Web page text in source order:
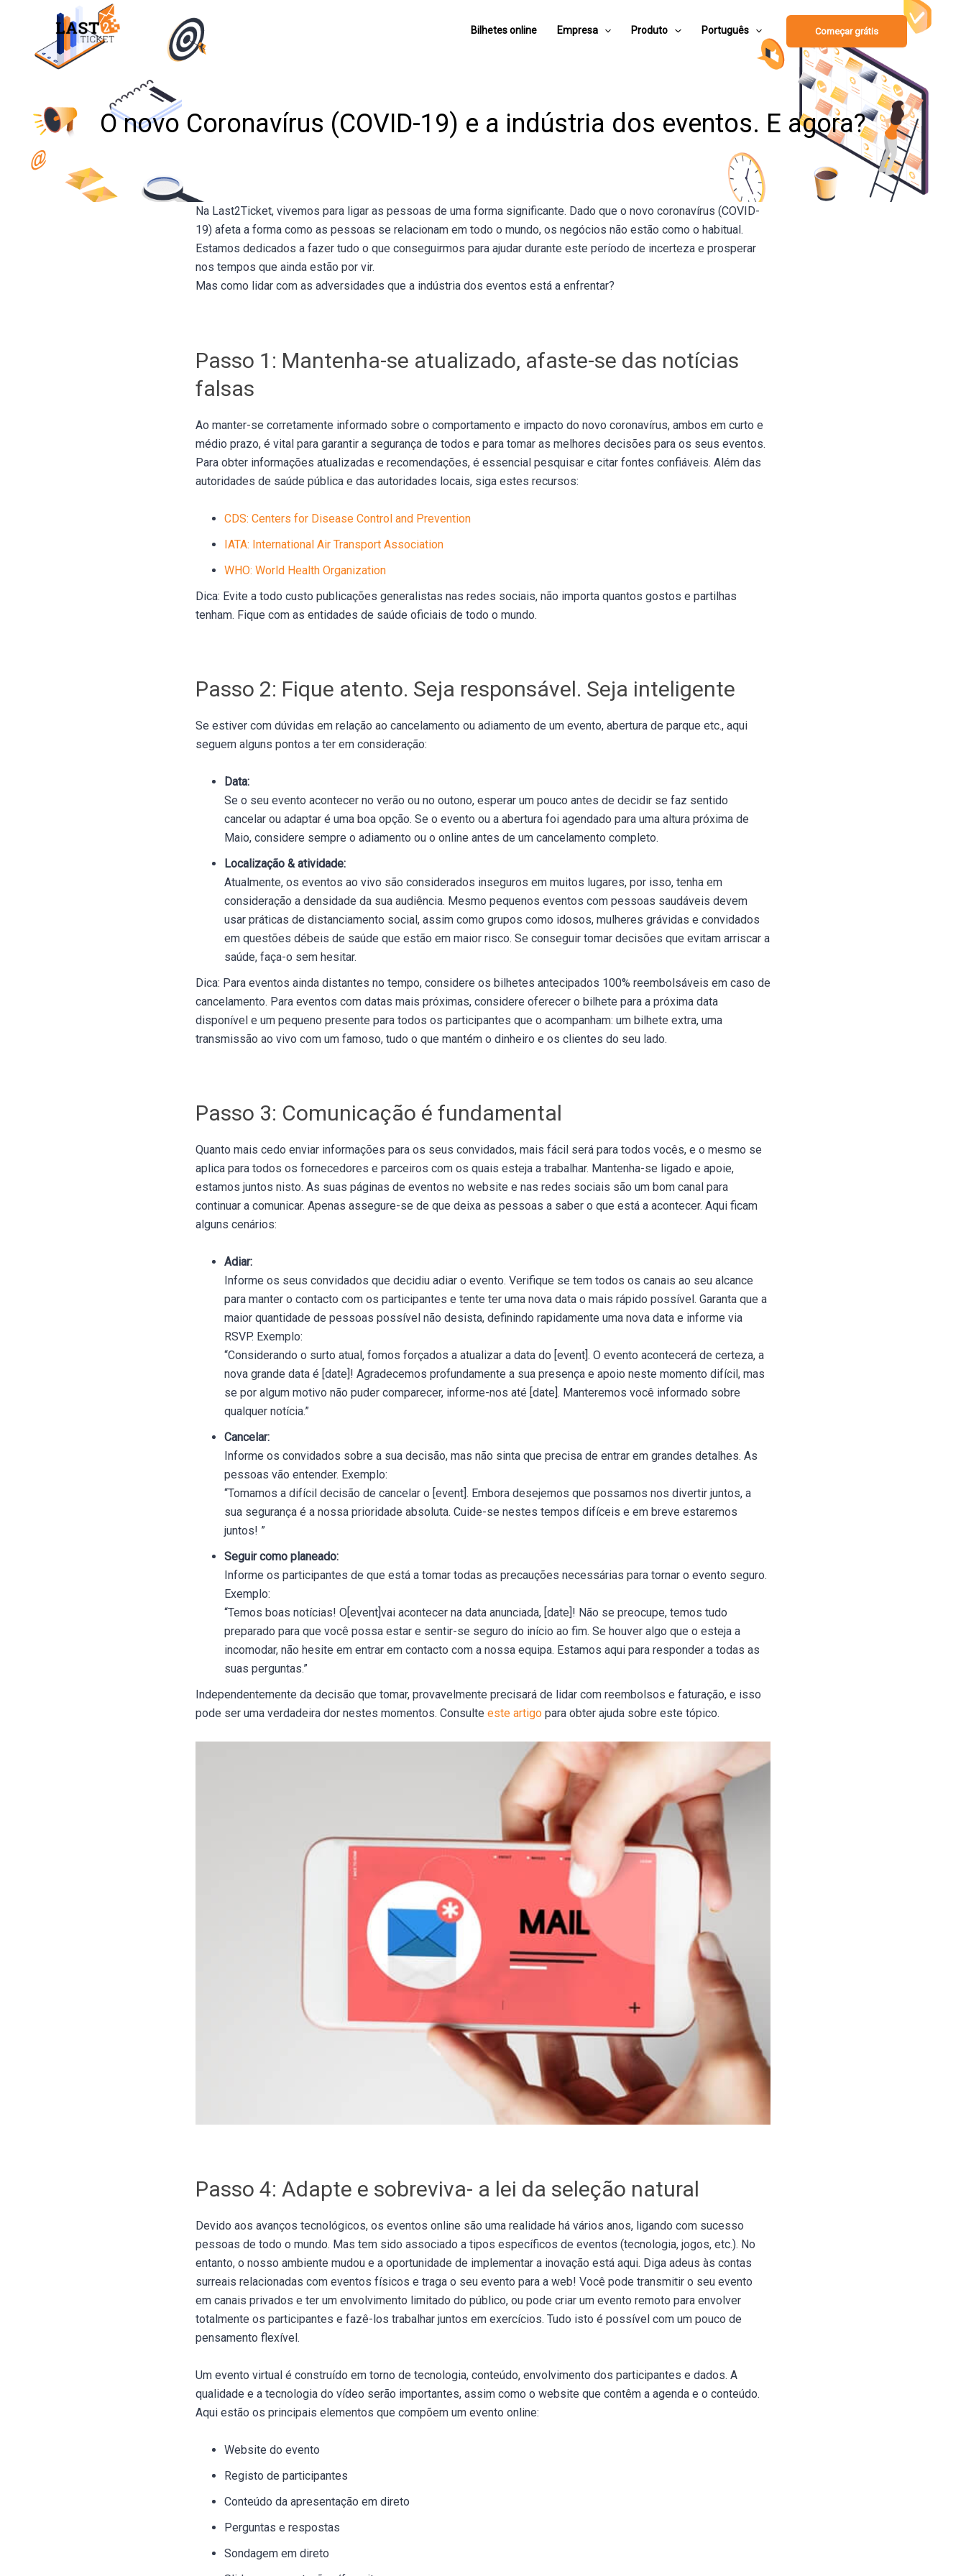
Bilhetes online Empresa Produto Português Começar grátis
O novo Coronavírus (COVID-19) e a indústria dos eventos. E agora?
Na Last2Ticket, vivemos para ligar as pessoas de uma forma significante. Dado que o novo coronavírus (COVID-
19) afeta a forma como as pessoas se relacionam em todo o mundo, os negócios não estão como o habitual.
Estamos dedicados a fazer tudo o que conseguirmos para ajudar durante este período de incerteza e prosperar
nos tempos que ainda estão por vir.
Mas como lidar com as adversidades que a indústria dos eventos está a enfrentar?
Passo 1: Mantenha-se atualizado, afaste-se das notícias
falsas
Ao manter-se corretamente informado sobre o comportamento e impacto do novo coronavírus, ambos em curto e
médio prazo, é vital para garantir a segurança de todos e para tomar as melhores decisões para os seus eventos.
Para obter informações atualizadas e recomendações, é essencial pesquisar e citar fontes confiáveis. Além das
autoridades de saúde pública e das autoridades locais, siga estes recursos:
CDS: Centers for Disease Control and Prevention
IATA: International Air Transport Association
WHO: World Health Organization
Dica: Evite a todo custo publicações generalistas nas redes sociais, não importa quantos gostos e partilhas
tenham. Fique com as entidades de saúde oficiais de todo o mundo.
Passo 2: Fique atento. Seja responsável. Seja inteligente
Se estiver com dúvidas em relação ao cancelamento ou adiamento de um evento, abertura de parque etc., aqui
seguem alguns pontos a ter em consideração:
Data:
Se o seu evento acontecer no verão ou no outono, esperar um pouco antes de decidir se faz sentido
cancelar ou adaptar é uma boa opção. Se o evento ou a abertura foi agendado para uma altura próxima de
Maio, considere sempre o adiamento ou o online antes de um cancelamento completo.
Localização & atividade:
Atualmente, os eventos ao vivo são considerados inseguros em muitos lugares, por isso, tenha em
consideração a densidade da sua audiência. Mesmo pequenos eventos com pessoas saudáveis ​​devem
usar práticas de distanciamento social, assim como grupos como idosos, mulheres grávidas e convidados
em questões débeis de saúde que estão em maior risco. Se conseguir tomar decisões que evitam arriscar a
saúde, faça-o sem hesitar.
Dica: Para eventos ainda distantes no tempo, considere os bilhetes antecipados 100% reembolsáveis ​​em caso de
cancelamento. Para eventos com datas mais próximas, considere oferecer o bilhete para a próxima data
disponível e um pequeno presente para todos os participantes que o acompanham: um bilhete extra, uma
transmissão ao vivo com um famoso, tudo o que mantém o dinheiro e os clientes do seu lado.
Passo 3: Comunicação é fundamental
Quanto mais cedo enviar informações para os seus convidados, mais fácil será para todos vocês, e o mesmo se
aplica para todos os fornecedores e parceiros com os quais esteja a trabalhar. Mantenha-se ligado e apoie,
estamos juntos nisto. As suas páginas de eventos no website e nas redes sociais são um bom canal para
continuar a comunicar. Apenas assegure-se de que deixa as pessoas a saber o que está a acontecer. Aqui ficam
alguns cenários:
Adiar:
Informe os seus convidados que decidiu adiar o evento. Verifique se tem todos os canais ao seu alcance
para manter o contacto com os participantes e tente ter uma nova data o mais rápido possível. Garanta que a
maior quantidade de pessoas possível não desista, definindo rapidamente uma nova data e informe via
RSVP. Exemplo:
“Considerando o surto atual, fomos forçados a atualizar a data do [event]. O evento acontecerá de certeza, a
nova grande data é [date]! Agradecemos profundamente a sua presença e apoio neste momento difícil, mas
se por algum motivo não puder comparecer, informe-nos até [date]. Manteremos você informado sobre
qualquer notícia.”
Cancelar:
Informe os convidados sobre a sua decisão, mas não sinta que precisa de entrar em grandes detalhes. As
pessoas vão entender. Exemplo:
“Tomamos a difícil decisão de cancelar o [event]. Embora desejemos que possamos nos divertir juntos, a
sua segurança é a nossa prioridade absoluta. Cuide-se nestes tempos difíceis e em breve estaremos
juntos! ”
Seguir como planeado:
Informe os participantes de que está a tomar todas as precauções necessárias para tornar o evento seguro.
Exemplo:
“Temos boas notícias! O[event]vai acontecer na data anunciada, [date]! Não se preocupe, temos tudo
preparado para que você possa estar e sentir-se seguro do início ao fim. Se houver algo que o esteja a
incomodar, não hesite em entrar em contacto com a nossa equipa. Estamos aqui para responder a todas as
suas perguntas.”
Independentemente da decisão que tomar, provavelmente precisará de lidar com reembolsos e faturação, e isso
pode ser uma verdadeira dor nestes momentos. Consulte este artigo para obter ajuda sobre este tópico.
Passo 4: Adapte e sobreviva- a lei da seleção natural
Devido aos avanços tecnológicos, os eventos online são uma realidade há vários anos, ligando com sucesso
pessoas de todo o mundo. Mas tem sido associado a tipos específicos de eventos (tecnologia, jogos, etc.). No
entanto, o nosso ambiente mudou e a oportunidade de implementar a inovação está aqui. Diga adeus às contas
surreais relacionadas com eventos físicos e traga o seu evento para a web! Você pode transmitir o seu evento
em canais privados e ter um envolvimento limitado do público, ou pode criar um evento remoto para envolver
totalmente os participantes e fazê-los trabalhar juntos em exercícios. Tudo isto é possível com um pouco de
pensamento flexível.
Um evento virtual é construído em torno de tecnologia, conteúdo, envolvimento dos participantes e dados. A
qualidade e a tecnologia do vídeo serão importantes, assim como o website que contêm a agenda e o conteúdo.
Aqui estão os principais elementos que compõem um evento online:
Website do evento
Registo de participantes
Conteúdo da apresentação em direto
Perguntas e respostas
Sondagem em direto